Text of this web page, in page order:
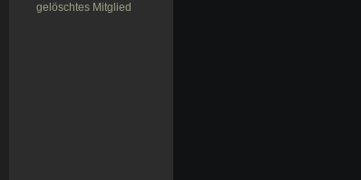
gelöschtes Mitglied